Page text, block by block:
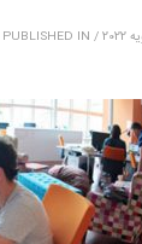
/
PUBLISHED IN